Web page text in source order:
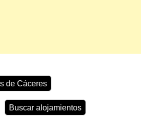
de Cáceres
Buscar alojamientos